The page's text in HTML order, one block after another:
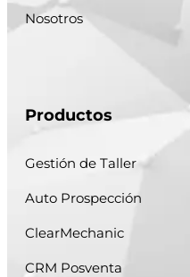
Nosotros
Productos
Gestión de Taller
Auto Prospección
ClearMechanic
CRM Posventa